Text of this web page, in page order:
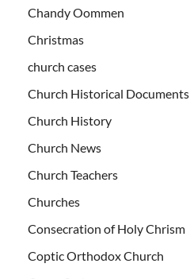
Chandy Oommen
Christmas
church cases
Church Historical Documents
Church History
Church News
Church Teachers
Churches
Consecration of Holy Chrism
Coptic Orthodox Church